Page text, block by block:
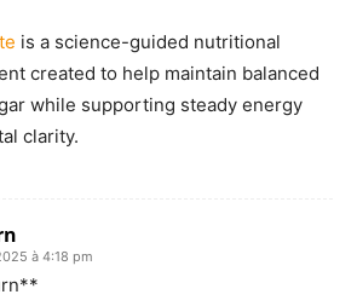
is a science-guided nutritional
created to help maintain balanced
while supporting steady energy
clarity.
à 4:18 pm